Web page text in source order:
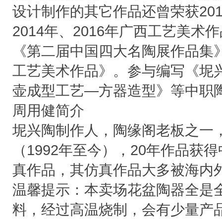
设计制作的其它作品还曾荣获
2014年、2016年广西工艺美术
《第二届中国四大名陶展作品
工艺美术作品》。参与编写《坭
壶成型工艺—方器造型》等中职
周用健简介
坭兴陶制作人，陶缘阁老板之一
（1992年至今），20年作品获
真作品，其仿真作品大多被海内
温馨提示：本卖场花盆陶器全是
料，经过高温烧制，会有少量产